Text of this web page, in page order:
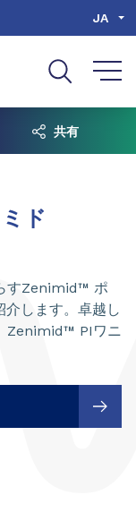
JA
ド
すZenimid™ ポ
介します。卓越し
Zenimid™ PIワニ
共有